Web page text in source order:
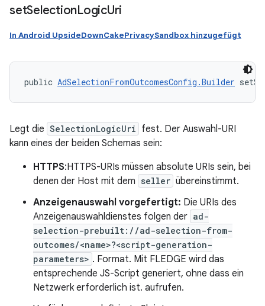
setSelectionLogicUri
In Android UpsideDownCakePrivacySandbox hinzugefügt
public AdSelectionFromOutcomesConfig.Builder
Legt die SelectionLogicUri fest. Der Auswahl-URI
kann eines der beiden Schemas sein:
HTTPS:HTTPS-URIs müssen absolute URIs sein, bei
denen der Host mit dem seller übereinstimmt.
Anzeigenauswahl vorgefertigt: Die URIs des
Anzeigenauswahldienstes folgen der ad-
selection-prebuilt://ad-selection-from-
outcomes/<name>?<script-generation-
parameters> . Format. Mit FLEDGE wird das
entsprechende JS-Script generiert, ohne dass ein
Netzwerk erforderlich ist. aufrufen.